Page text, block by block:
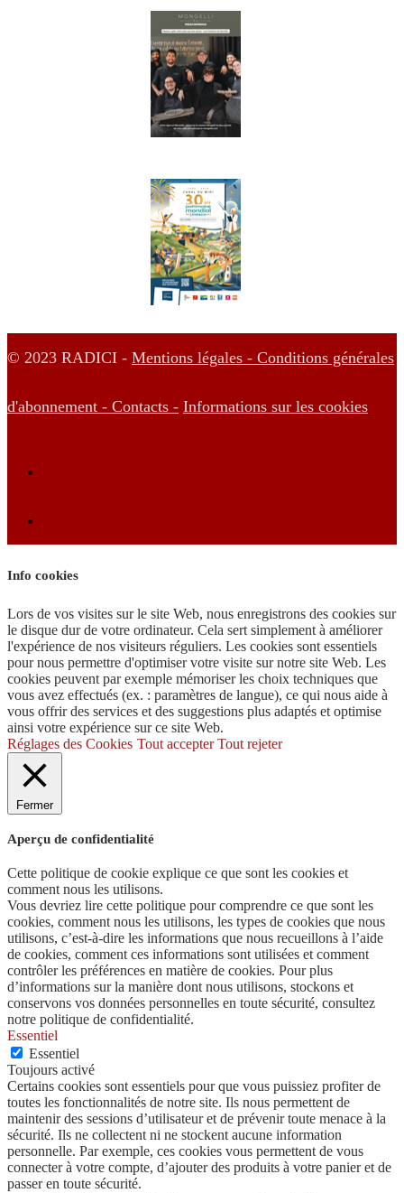
© 2023 RADICI - Mentions légales - Conditions générales
d'abonnement - Contacts - Informations sur les cookies
Info cookies
Lors de vos visites sur le site Web, nous enregistrons des cookies sur
le disque dur de votre ordinateur. Cela sert simplement à améliorer
l'expérience de nos visiteurs réguliers. Les cookies sont essentiels
pour nous permettre d'optimiser votre visite sur notre site Web. Les
cookies peuvent par exemple mémoriser les choix techniques que
vous avez effectués (ex. : paramètres de langue), ce qui nous aide à
vous offrir des services et des suggestions plus adaptés et optimise
ainsi votre expérience sur ce site Web.
Réglages des Cookies Tout accepter Tout rejeter
Fermer
Aperçu de confidentialité
Cette politique de cookie explique ce que sont les cookies et
comment nous les utilisons.
Vous devriez lire cette politique pour comprendre ce que sont les
cookies, comment nous les utilisons, les types de cookies que nous
utilisons, c’est-à-dire les informations que nous recueillons à l’aide
de cookies, comment ces informations sont utilisées et comment
contrôler les préférences en matière de cookies. Pour plus
d’informations sur la manière dont nous utilisons, stockons et
conservons vos données personnelles en toute sécurité, consultez
notre politique de confidentialité.
Essentiel
Essentiel
Toujours activé
Certains cookies sont essentiels pour que vous puissiez profiter de
toutes les fonctionnalités de notre site. Ils nous permettent de
maintenir des sessions d’utilisateur et de prévenir toute menace à la
sécurité. Ils ne collectent ni ne stockent aucune information
personnelle. Par exemple, ces cookies vous permettent de vous
connecter à votre compte, d’ajouter des produits à votre panier et de
passer en toute sécurité.